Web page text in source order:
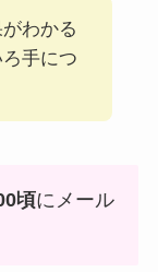
わかる
手につ
頃にメール